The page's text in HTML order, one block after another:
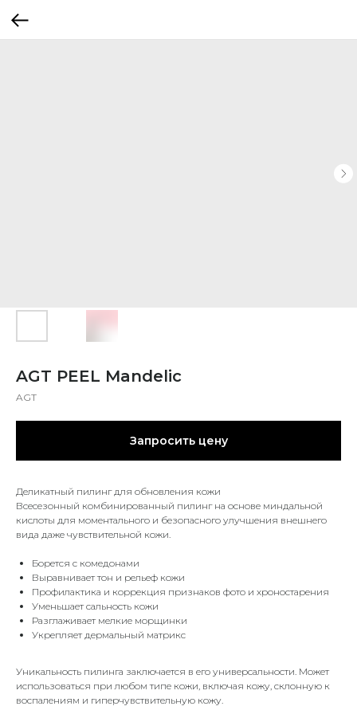
AGT PEEL Mandelic
AGT
Запросить цену
Деликатный пилинг для обновления кожи
Всесезонный комбинированный пилинг на основе миндальной
кислоты для моментального и безопасного улучшения внешнего
вида даже чувствительной кожи.
Борется с комедонами
Выравнивает тон и рельеф кожи
Профилактика и коррекция признаков фото и хроностарения
Уменьшает сальность кожи
Разглаживает мелкие морщинки
Укрепляет дермальный матрикс
Уникальность пилинга заключается в его универсальности. Может
использоваться при любом типе кожи, включая кожу, склонную к
воспалениям и гиперчувствительную кожу.